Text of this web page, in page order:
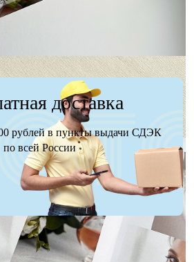
доставка
рублей в пункты выдачи СДЭК
по всей России